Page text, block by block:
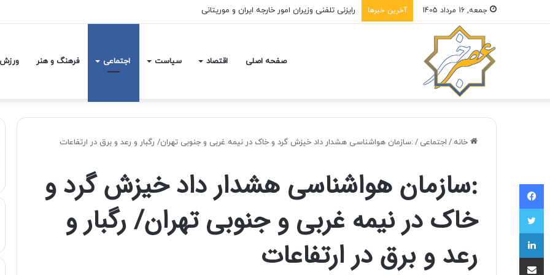
جمعه, 16 مرداد 1405 آخرین خبرها رایزنی تلفنی وزیران امور خارجه ایران و موریتانی
صفحه اصلی اقتصاد سیاست اجتماعی فرهنگ و هنر ورزش
خانه / اجتماعی / :سازمان هواشناسی هشدار داد خیزش گرد و خاک در نیمه غربی و جنوبی تهران/ رگبار و رعد و برق در ارتفاعات
:سازمان هواشناسی هشدار داد خیزش گرد و
خاک در نیمه غربی و جنوبی تهران/ رگبار و
رعد و برق در ارتفاعات